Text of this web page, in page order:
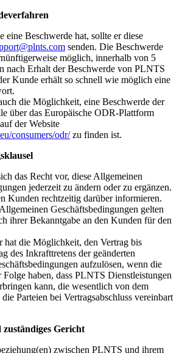
eine Beschwerde hat, sollte er diese
senden. Die Beschwerde
möglich, innerhalb von 5
nach Erhalt der Beschwerde von PLNTS
Kunde erhält so schnell wie möglich eine
die Möglichkeit, eine Beschwerde der
über das Europäische ODR-Plattform
der Website
consumers/odr/zu finden ist.
das Recht vor, diese Allgemeinen
jederzeit zu ändern oder zu ergänzen.
Kunden rechtzeitig darüber informieren.
Geschäftsbedingungen gelten
ihrer Bekanntgabe an den Kunden für den
hat die Möglichkeit, den Vertrag bis
des Inkrafttretens der geänderten
aufzulösen, wenn die
Folge haben, dass PLNTS Dienstleistungen
kann, die wesentlich von dem
Parteien bei Vertragsabschluss vereinbart
Gericht
zwischen PLNTS und ihrem